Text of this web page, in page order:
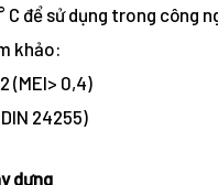
C để sử dụng trong công
khảo:
(MEI> 0,4)
24255)
dựng